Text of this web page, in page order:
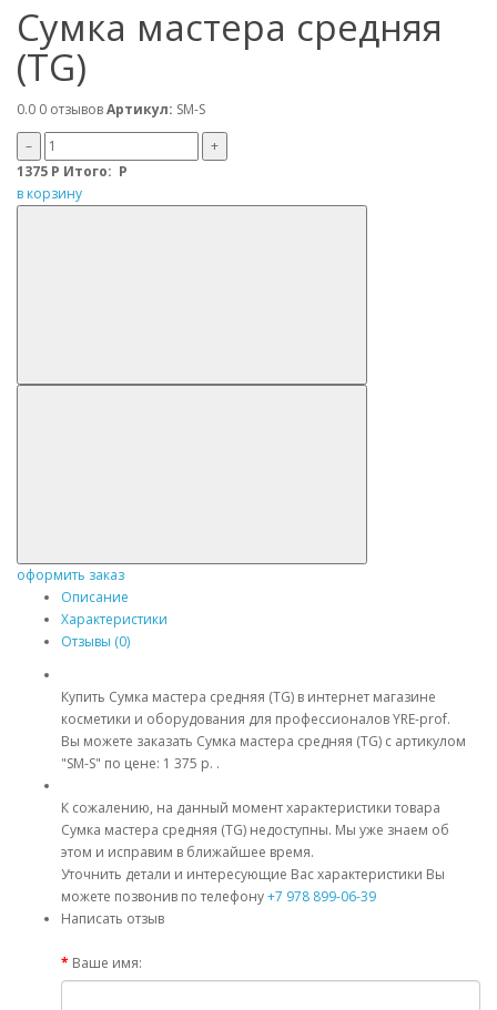
Сумка мастера средняя
(TG)
0.0 0 отзывовАртикул: SM-S
–
+
1375 Р Итого: Р
в корзину
оформить заказ
Описание
Характеристики
Отзывы (0)
Купить Сумка мастера средняя (TG) в интернет магазине
косметики и оборудования для профессионалов YRE-prof.
Вы можете заказать Сумка мастера средняя (TG) с артикулом
"SM-S" по цене: 1 375 р. .
К сожалению, на данный момент характеристики товара
Сумка мастера средняя (TG) недоступны. Мы уже знаем об
этом и исправим в ближайшее время.
Уточнить детали и интересующие Вас характеристики Вы
можете позвонив по телефону+7 978 899-06-39
Написать отзыв
Ваше имя: